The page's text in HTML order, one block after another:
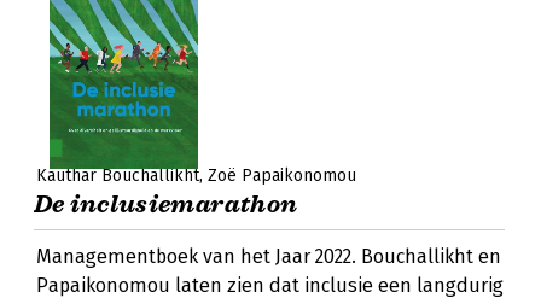
Kauthar Bouchallikht Zoë Papaikonomou
De inclusiemarathon
Managementboek van het Jaar 2022. Bouchallikht en
Papaikonomou laten zien dat inclusie een langdurig